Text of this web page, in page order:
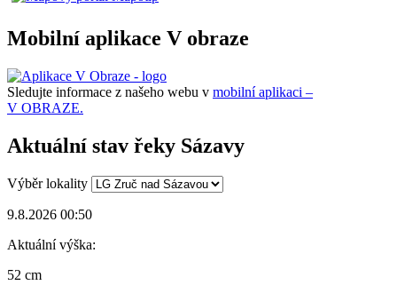
Mobilní aplikace V obraze
Sledujte informace z našeho webu v mobilní aplikaci –
V OBRAZE.
Aktuální stav řeky Sázavy
Výběr lokality
9.8.2026 00:50
Aktuální výška:
52 cm